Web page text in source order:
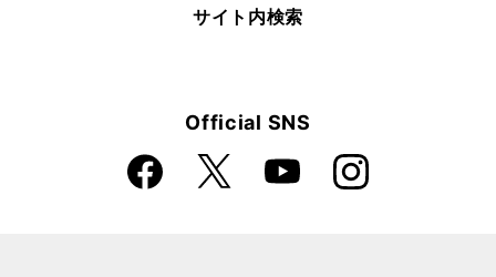
サイト内検索
Official SNS
Faceboo
k
X YouTube Instagra
m